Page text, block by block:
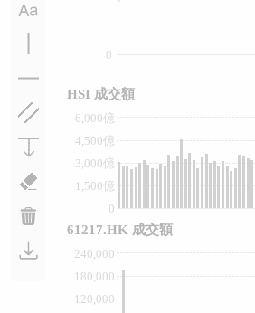
0
0
1,500億
3,000億
4,500億
6,000億
120,000
180,000
240,000
HSI 成交額
61217.HK 成交額